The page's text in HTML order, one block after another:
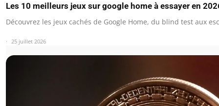
Les 10 meilleurs jeux sur google home à essayer en
Découvrez les jeux cachés de Google Home, du blind test aux
25 juillet 2026